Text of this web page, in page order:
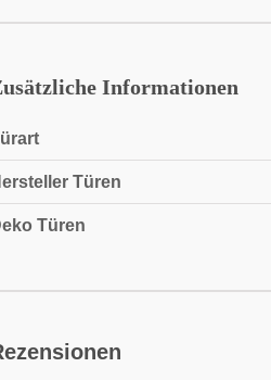
Informationen
Türen
Türen